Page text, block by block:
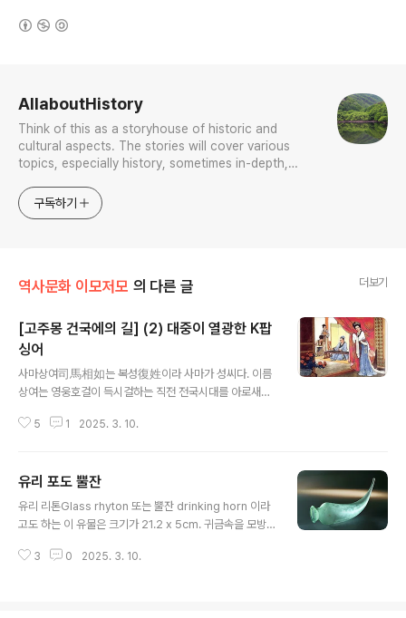
AllaboutHistory
Think of this as a storyhouse of historic and
cultural aspects. The stories will cover various
topics, especially history, sometimes in-depth,
approach will be to resist any common sense or
generalized viewpoint
구독하기
역사문화 이모저모 의 다른 글 더보기
[고주몽 건국에의 길] (2) 대중이 열광한 K팝
싱어
사마상여司馬相如는 복성復姓이라 사마가 성씨다. 이름
상여는 영웅호걸이 득시걸하는 직전 전국시대를 아로새긴
로 훗날 지었다.하긴 나 같아도 아무리 조상님이 지어주신
로 불렀을 테니 말이다. 바꾼 이름에는 그의 지향 이데올로
기가 있다. 나도 인상여처럼 세상을 주름잡고 싶다! 이 열망
을 공포한 것이다. 동 시대 동중서나 마찬가지로 문경지치
와! 말로만 듣던 그 금수저! 아버지 백으로, 돈으로 중앙 정
5 1 2025. 3. 10.
유리 포도 뿔잔
유리 리톤Glass rhyton 또는 뿔잔 drinking horn 이라
고도 하는 이 유물은 크기가 21.2 x 5cm. 귀금속을 모방
관 Galileo Virtual Museum of Florence 소장품이라
3 0 2025. 3. 10.